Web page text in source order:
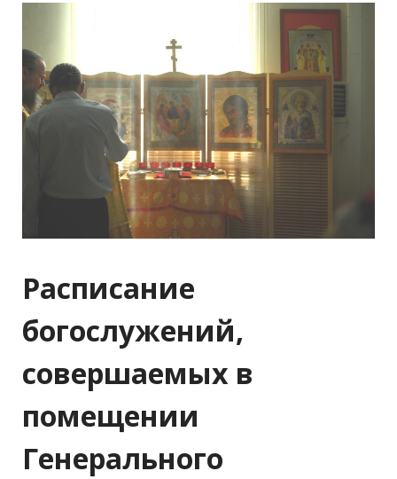
Расписание
богослужений,
совершаемых в
помещении
Генерального